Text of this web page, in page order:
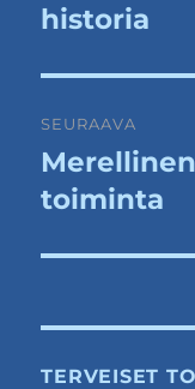
artikkeli:
historia
SEURAAVA
Seuraava
artikkeli:
toiminta
TERVEISET